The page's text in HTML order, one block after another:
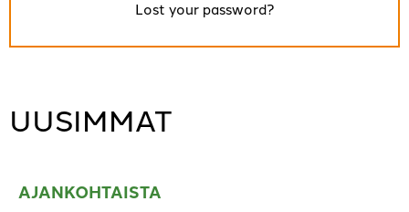
Lost your password?
UUSIMMAT
AJANKOHTAISTA